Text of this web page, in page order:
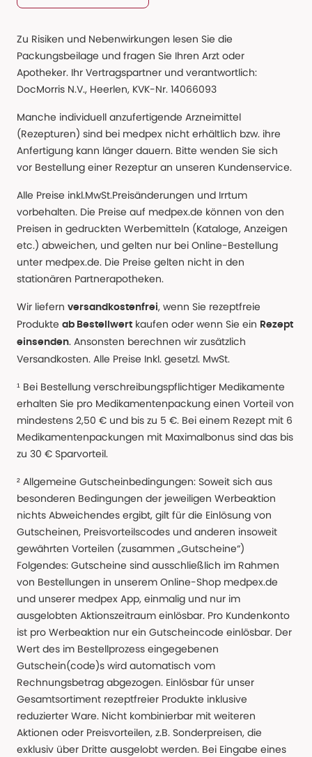
Zu Risiken und Nebenwirkungen lesen Sie die
Packungsbeilage und fragen Sie Ihren Arzt oder
Apotheker. Ihr Vertragspartner und verantwortlich:
DocMorris N.V., Heerlen, KVK-Nr. 14066093
Manche individuell anzufertigende Arzneimittel
(Rezepturen) sind bei medpex nicht erhältlich bzw. ihre
Anfertigung kann länger dauern. Bitte wenden Sie sich
vor Bestellung einer Rezeptur an unseren Kundenservice.
Alle Preise inkl.MwSt.Preisänderungen und Irrtum
vorbehalten. Die Preise auf medpex.de können von den
Preisen in gedruckten Werbemitteln (Kataloge, Anzeigen
etc.) abweichen, und gelten nur bei Online-Bestellung
unter medpex.de. Die Preise gelten nicht in den
stationären Partnerapotheken.
Wir liefern versandkostenfrei, wenn Sie rezeptfreie
Produkte ab Bestellwert kaufen oder wenn Sie ein Rezept
einsenden. Ansonsten berechnen wir zusätzlich
Versandkosten. Alle Preise Inkl. gesetzl. MwSt.
¹ Bei Bestellung verschreibungspflichtiger Medikamente
erhalten Sie pro Medikamentenpackung einen Vorteil von
mindestens 2,50 € und bis zu 5 €. Bei einem Rezept mit 6
Medikamentenpackungen mit Maximalbonus sind das bis
zu 30 € Sparvorteil.
² Allgemeine Gutscheinbedingungen: Soweit sich aus
besonderen Bedingungen der jeweiligen Werbeaktion
nichts Abweichendes ergibt, gilt für die Einlösung von
Gutscheinen, Preisvorteilscodes und anderen insoweit
gewährten Vorteilen (zusammen „Gutscheine“)
Folgendes: Gutscheine sind ausschließlich im Rahmen
von Bestellungen in unserem Online-Shop medpex.de
und unserer medpex App, einmalig und nur im
ausgelobten Aktionszeitraum einlösbar. Pro Kundenkonto
ist pro Werbeaktion nur ein Gutscheincode einlösbar. Der
Wert des im Bestellprozess eingegebenen
Gutschein(code)s wird automatisch vom
Rechnungsbetrag abgezogen. Einlösbar für unser
Gesamtsortiment rezeptfreier Produkte inklusive
reduzierter Ware. Nicht kombinierbar mit weiteren
Aktionen oder Preisvorteilen, z.B. Sonderpreisen, die
exklusiv über Dritte ausgelobt werden. Bei Eingabe eines